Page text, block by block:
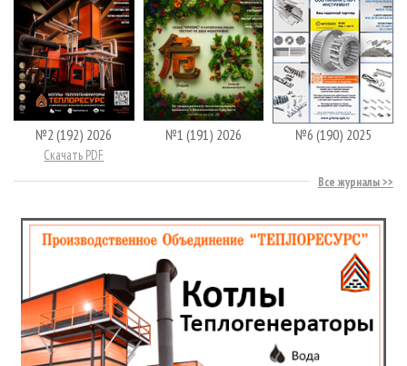
№2 (192) 2026
Скачать PDF
№1 (191) 2026 №6 (190) 2025
Все журналы